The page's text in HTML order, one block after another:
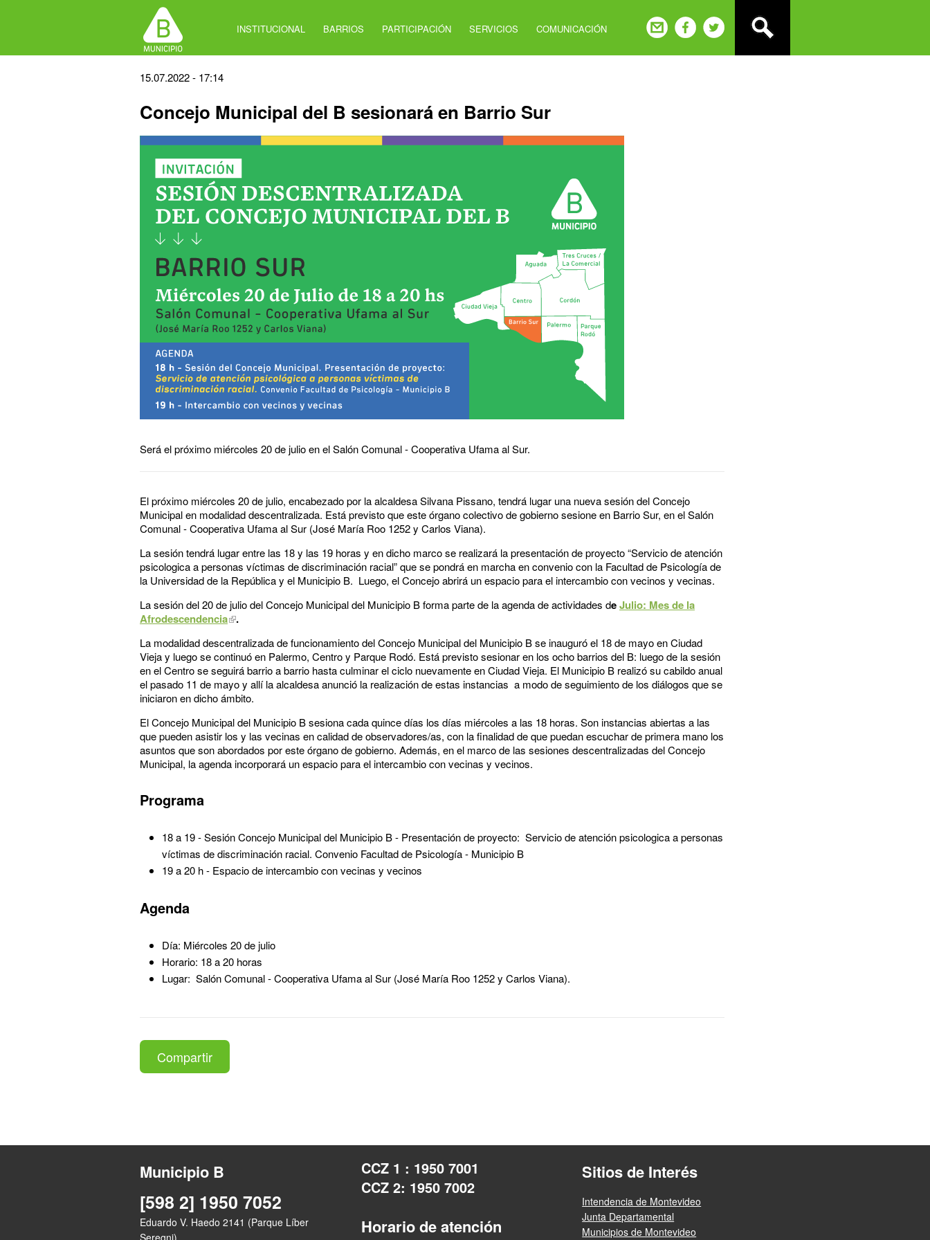
INSTITUCIONAL BARRIOS PARTICIPACIÓN SERVICIOS COMUNICACIÓN
Back
top
15.07.2022 - 17:14
Concejo Municipal del B sesionará en Barrio Sur
Será el próximo miércoles 20 de julio en el Salón Comunal - Cooperativa Ufama al Sur.
El próximo miércoles 20 de julio, encabezado por la alcaldesa Silvana Pissano, tendrá lugar una nueva sesión del Concejo
Municipal en modalidad descentralizada. Está previsto que este órgano colectivo de gobierno sesione en Barrio Sur, en el Salón
Comunal - Cooperativa Ufama al Sur (José María Roo 1252 y Carlos Viana).
La sesión tendrá lugar entre las 18 y las 19 horas y en dicho marco se realizará la presentación de proyecto “Servicio de atención
psicologica a personas víctimas de discriminación racial” que se pondrá en marcha en convenio con la Facultad de Psicología de
la Universidad de la República y el Municipio B. Luego, el Concejo abrirá un espacio para el intercambio con vecinos y vecinas.
La sesión del 20 de julio del Concejo Municipal del Municipio B forma parte de la agenda de actividades deJulio: Mes de la
Afrodescendencia .
La modalidad descentralizada de funcionamiento del Concejo Municipal del Municipio B se inauguró el 18 de mayo en Ciudad
Vieja y luego se continuó en Palermo, Centro y Parque Rodó. Está previsto sesionar en los ocho barrios del B: luego de la sesión
en el Centro se seguirá barrio a barrio hasta culminar el ciclo nuevamente en Ciudad Vieja. El Municipio B realizó su cabildo anual
el pasado 11 de mayo y allí la alcaldesa anunció la realización de estas instancias a modo de seguimiento de los diálogos que se
iniciaron en dicho ámbito.
El Concejo Municipal del Municipio B sesiona cada quince días los días miércoles a las 18 horas. Son instancias abiertas a las
que pueden asistir los y las vecinas en calidad de observadores/as, con la finalidad de que puedan escuchar de primera mano los
asuntos que son abordados por este órgano de gobierno. Además, en el marco de las sesiones descentralizadas del Concejo
Municipal, la agenda incorporará un espacio para el intercambio con vecinas y vecinos.
Programa
18 a 19 - Sesión Concejo Municipal del Municipio B - Presentación de proyecto: Servicio de atención psicologica a personas
víctimas de discriminación racial. Convenio Facultad de Psicología - Municipio B
19 a 20 h - Espacio de intercambio con vecinas y vecinos
Agenda
Día: Miércoles 20 de julio
Horario: 18 a 20 horas
Lugar: Salón Comunal - Cooperativa Ufama al Sur (José María Roo 1252 y Carlos Viana).
Compartir
Municipio B
[598 2] 1950 7052
Eduardo V. Haedo 2141 (Parque Líber
Seregni)
CCZ 1 : 1950 7001
CCZ 2: 1950 7002
Horario de atención
Sitios de Interés
Intendencia de Montevideo
Junta Departamental
Municipios de Montevideo